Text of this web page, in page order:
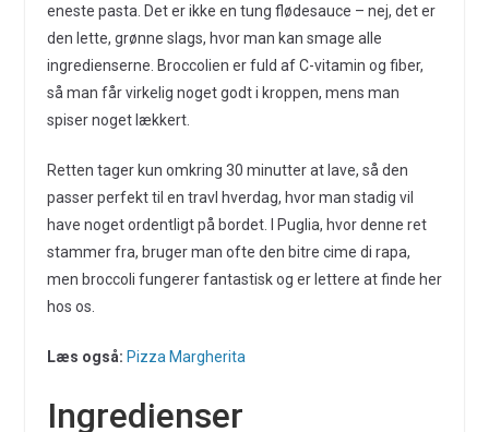
eneste pasta. Det er ikke en tung flødesauce – nej, det er
den lette, grønne slags, hvor man kan smage alle
ingredienserne. Broccolien er fuld af C-vitamin og fiber,
så man får virkelig noget godt i kroppen, mens man
spiser noget lækkert.
Retten tager kun omkring 30 minutter at lave, så den
passer perfekt til en travl hverdag, hvor man stadig vil
have noget ordentligt på bordet. I Puglia, hvor denne ret
stammer fra, bruger man ofte den bitre cime di rapa,
men broccoli fungerer fantastisk og er lettere at finde her
hos os.
Læs også: Pizza Margherita
Ingredienser